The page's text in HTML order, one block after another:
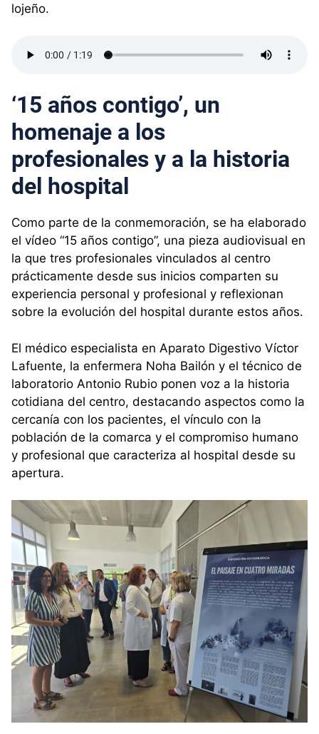
lojeño.
‘15 años contigo’, un
homenaje a los
profesionales y a la historia
del hospital
Como parte de la conmemoración, se ha elaborado
el vídeo “15 años contigo”, una pieza audiovisual en
la que tres profesionales vinculados al centro
prácticamente desde sus inicios comparten su
experiencia personal y profesional y reflexionan
sobre la evolución del hospital durante estos años.
El médico especialista en Aparato Digestivo Víctor
Lafuente, la enfermera Noha Bailón y el técnico de
laboratorio Antonio Rubio ponen voz a la historia
cotidiana del centro, destacando aspectos como la
cercanía con los pacientes, el vínculo con la
población de la comarca y el compromiso humano
y profesional que caracteriza al hospital desde su
apertura.